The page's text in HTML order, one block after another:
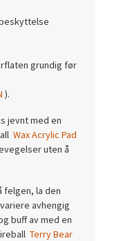
grundig før
).
jevnt med en
Wax Acrylic Pad
uten å
felgen, la den
avhengig
buff av med en
Terry Bear